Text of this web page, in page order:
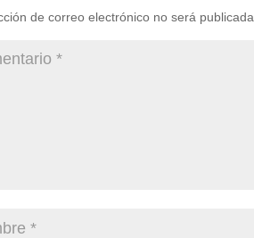
de correo electrónico no será publicada.